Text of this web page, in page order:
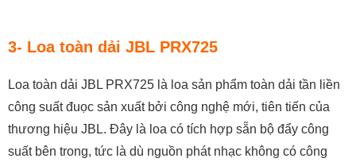
3- Loa toàn dải JBL PRX725
Loa toàn dải JBL PRX725 là loa sản phẩm toàn dải tần liền
công suất đuọc sản xuất bởi công nghệ mới, tiên tiến của
thương hiệu JBL. Đây là loa có tích hợp sẵn bộ đẩy công
suất bên trong, tức là dù nguồn phát nhạc không có công